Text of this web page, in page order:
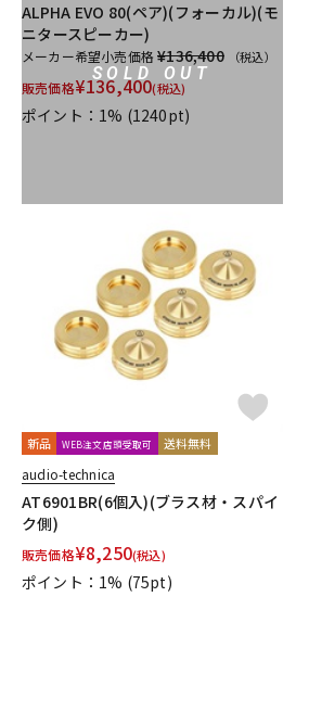
SOLD OUT
ALPHA EVO 80(ペア)(フォーカル)(モ
ニタースピーカー)
メーカー希望小売価格 ¥136,400 （税込）
販売価格¥136,400(税込)
ポイント：1% (1240pt)
新品 WEB注文店頭受取可 送料無料
audio-technica
AT6901BR(6個入)(ブラス材・スパイ
ク側)
販売価格¥8,250(税込)
ポイント：1% (75pt)